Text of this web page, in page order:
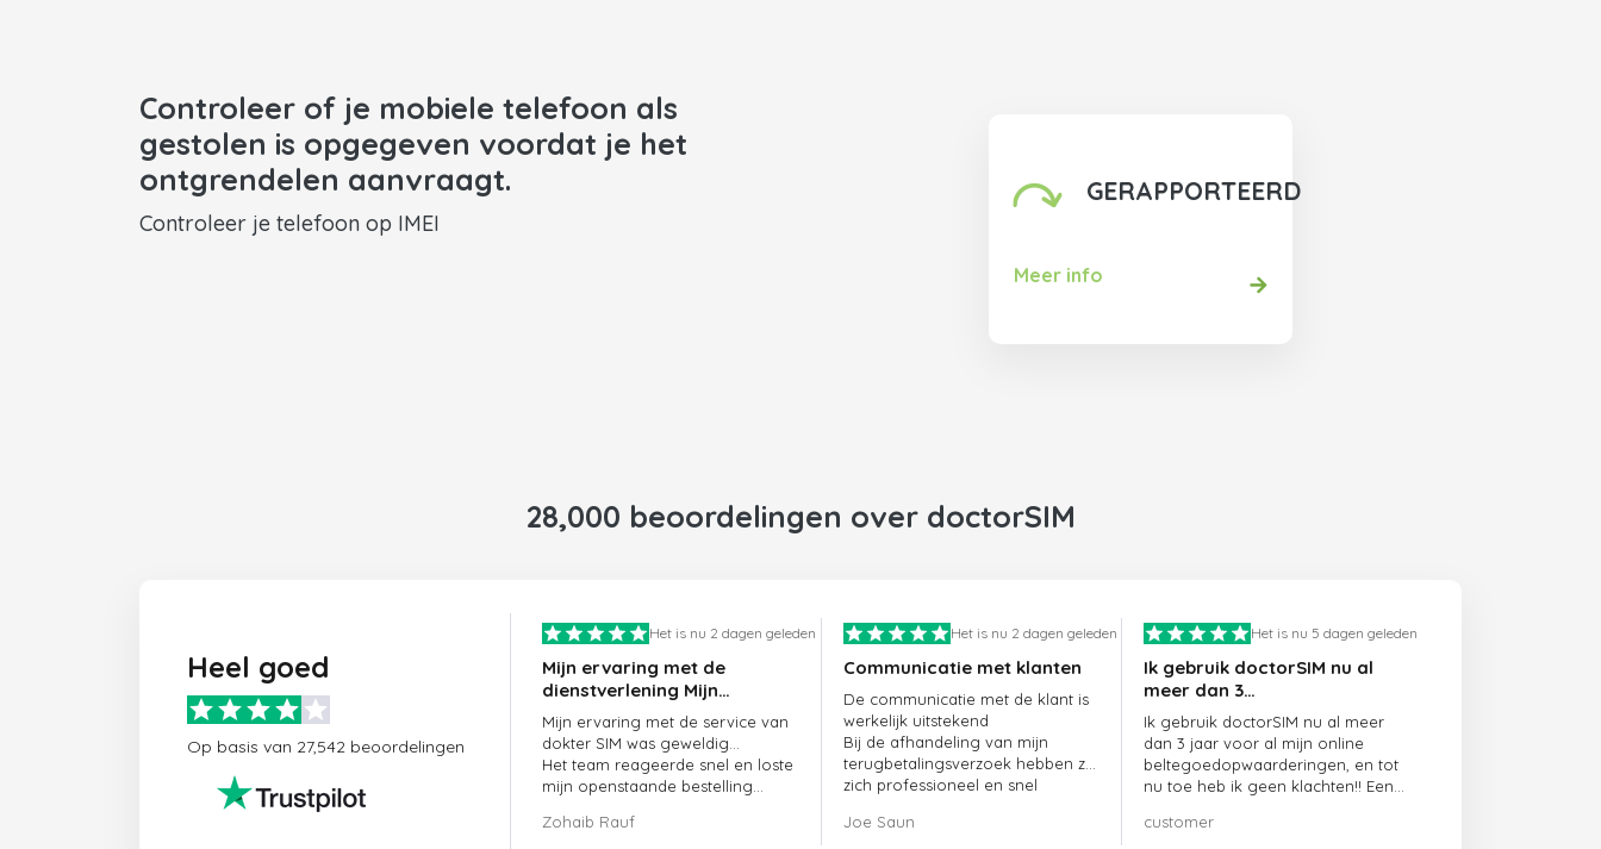
Controleer of je mobiele telefoon als
gestolen is opgegeven voordat je het
ontgrendelen aanvraagt.
Controleer je telefoon op IMEI
GERAPPORTEERD
Meer info
28,000 beoordelingen over doctorSIM
Heel goed
Op basis van 27,542 beoordelingen
Het is nu 2 dagen geleden
Mijn ervaring met de
dienstverlening Mijn
ervaring met de
dienstverlening van
doctorSIM was geweldig.
Mijn ervaring met de service van
dokter SIM was geweldig...
Het team reageerde snel en loste
mijn openstaande bestelling
Al met al was het een geweldige
Zohaib Rauf
Het is nu 2 dagen geleden
Communicatie met klanten
De communicatie met de klant is
werkelijk uitstekend
Bij de afhandeling van mijn
terugbetalingsverzoek hebben ze
zich professioneel en snel
opgelost
Joe Saun
Het is nu 5 dagen geleden
Ik gebruik doctorSIM nu al
meer dan 3…
Ik gebruik doctorSIM nu al meer
dan 3 jaar voor al mijn online
beltegoedopwaarderingen, en tot
nu toe heb ik geen klachten!! Een
customer